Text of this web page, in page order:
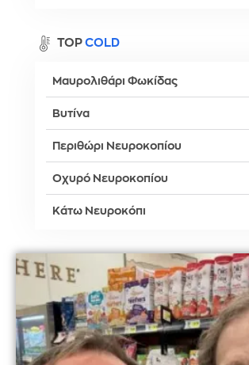
TOP COLD
Μαυρολιθάρι Φωκίδας
Βυτίνα
Περιθώρι Νευροκοπίου
Οχυρό Νευροκοπίου
Κάτω Νευροκόπι